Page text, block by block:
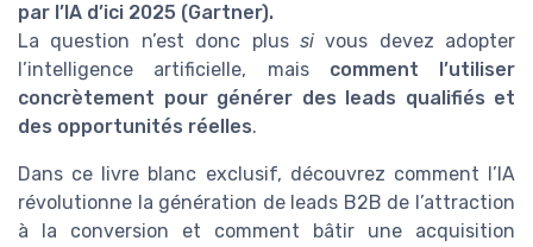
par l’IA d’ici 2025 (Gartner).
La question n’est donc plus sivous devez adopter
l’intelligence artificielle, mais comment l’utiliser
concrètement pour générer des leads qualifiés et
des opportunités réelles.
Dans ce livre blanc exclusif, découvrez comment l’IA
révolutionne la génération de leads B2B de l’attraction
à la conversion et comment bâtir une acquisition